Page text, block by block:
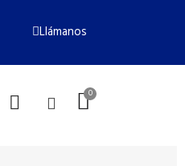
Llámanos